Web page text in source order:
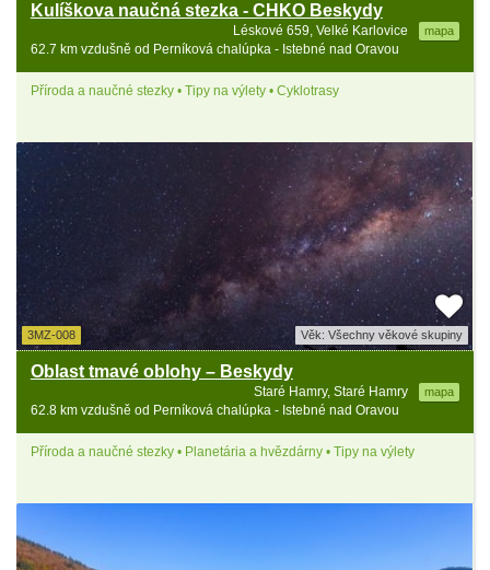
Kulíškova naučná stezka - CHKO Beskydy
Léskové 659, Velké Karlovice mapa
62.7 km vzdušně od Perníková chalúpka - Istebné nad Oravou
Příroda a naučné stezky • Tipy na výlety • Cyklotrasy
3MZ-008 Věk: Všechny věkové skupiny
Oblast tmavé oblohy – Beskydy
Staré Hamry, Staré Hamry mapa
62.8 km vzdušně od Perníková chalúpka - Istebné nad Oravou
Příroda a naučné stezky • Planetária a hvězdárny • Tipy na výlety